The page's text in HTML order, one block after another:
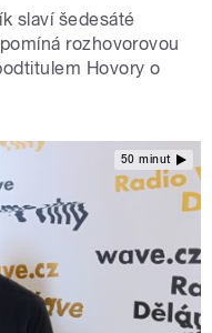
slaví šedesáté
rozhovorovou
Hovory o
50 minut